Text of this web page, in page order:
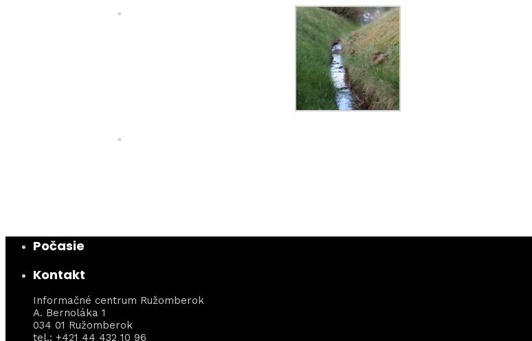
Počasie
Kontakt
Informačné centrum Ružomberok
A. Bernoláka 1
034 01 Ružomberok
tel.: +421 44 432 10 96